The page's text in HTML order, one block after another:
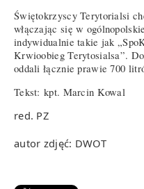
Świętokrzyscy Terytorialsi
włączając się w
indywidualnie takie jak
Krwioobieg Terytosialsa”.
oddali łącznie prawie 700
Tekst:kpt. Marcin Kowal
red. PZ
autor zdjęć: DWOT